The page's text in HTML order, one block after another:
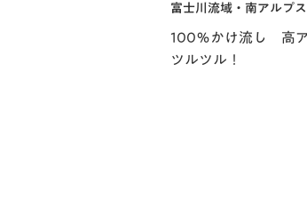
富士川流域・南アルプス
100％かけ流し 高
ツルツル！